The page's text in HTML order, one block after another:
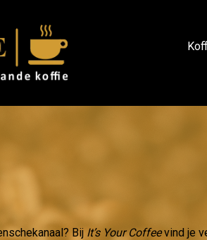
Bij It’s Your Coffeevind je